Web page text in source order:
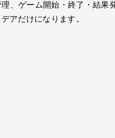
、ゲーム開始・終了・結果
アだけになります。